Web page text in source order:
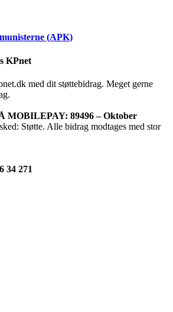
(APK)
KPnet
med dit støttebidrag. Meget gerne
MOBILEPAY: 89496 – Oktober
Støtte. Alle bidrag modtages med stor
34 271